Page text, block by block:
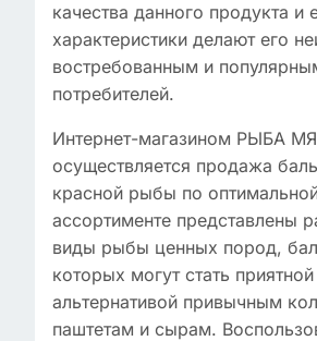
качества данного продукта и
характеристики делают его
востребованным и
потребителей.
Интернет-магазином РЫБА
осуществляется продажа
красной рыбы по
ассортименте представлены
виды рыбы ценных пород,
которых могут стать приятной
альтернативой привычным
паштетам и сырам.